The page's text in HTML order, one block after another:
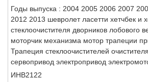
Годы выпуска : 2004 2005 2006 2007
2012 2013 шевролет ласетти хетчбек и
стеклоочистителя дворников лобового
моторчик механизма мотор трапеции
Трапеция стеклоочистителей
сервопривод электропривод
ИНВ2122